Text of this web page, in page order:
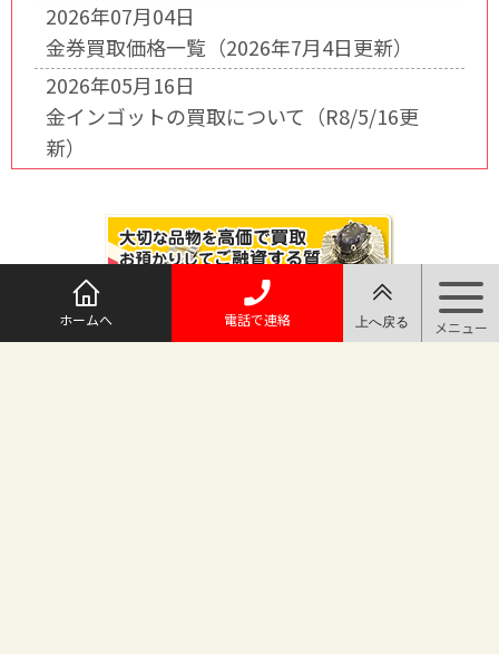
2026年07月04日
金券買取価格一覧（2026年7月4日更新）
2026年05月16日
金インゴットの買取について（R8/5/16更
新）
ホームへ 電話で連絡